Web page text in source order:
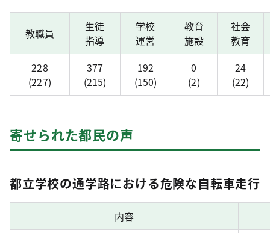
教職員
生徒
指導
学校
運営
教育
施設
社会
教育
228
(227)
377
(215)
192
(150)
0
(2)
24
(22)
寄せられた都民の声
都立学校の通学路における危険な自転車走行
内容